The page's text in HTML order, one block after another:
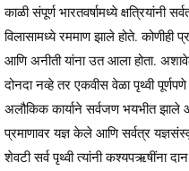
काळी संपूर्ण भारतवर्षामध्ये क्षत्रियांनी
विलासामध्ये रममाण झाले होते.
आणि अनीती यांना उत आला होता.
दोनदा नव्हे तर एकवीस वेळा पृथ्वी
अलौकिक कार्याने सर्वजण भयभीत झाले
प्रमाणावर यज्ञ केले आणि सर्वत्र
शेवटी सर्व पृथ्वी त्यांनी कश्यपऋषींना